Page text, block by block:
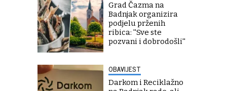
Grad Čazma na
Badnjak organizira
podjelu prženih
ribica: ''Sve ste
pozvani i dobrodošli''
OBAVIJEST
Darkom i Reciklažno